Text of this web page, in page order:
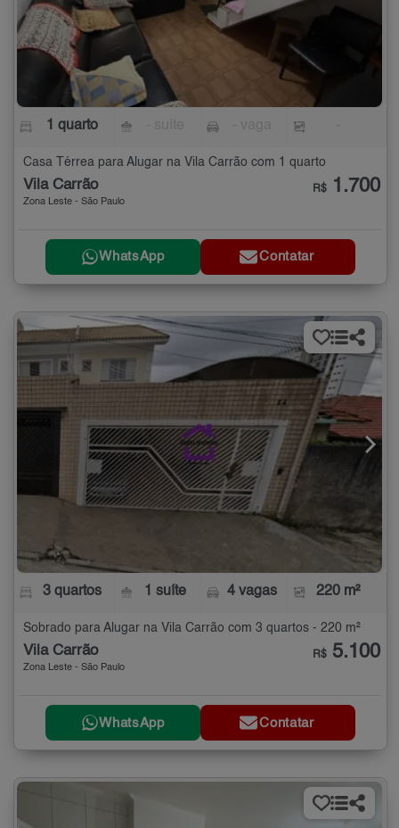
1 quarto
Casa Térrea para Alugar na Vila Carrão com 1 quarto
Vila Carrão
Zona Leste - São Paulo
R$ 1.700
WhatsApp Contatar
3 quartos 1 suíte 4 vagas 220 m²
Sobrado para Alugar na Vila Carrão com 3 quartos - 220 m²
Vila Carrão
Zona Leste - São Paulo
R$ 5.100
WhatsApp Contatar